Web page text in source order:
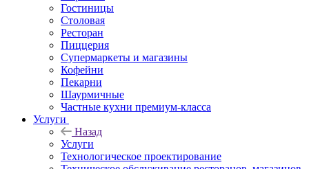
Гостиницы
Столовая
Ресторан
Пиццерия
Супермаркеты и магазины
Кофейни
Пекарни
Шаурмичные
Частные кухни премиум-класса
Услуги
Назад
Услуги
Технологическое проектирование